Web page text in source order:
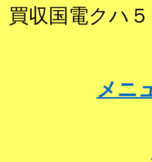
買収国電クハ
メニ